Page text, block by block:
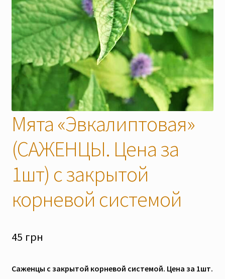
Отправить сообщение
Мы в соцсетях
Скидки
Мята «Эвкалиптовая»
(САЖЕНЦЫ. Цена за
1шт) с закрытой
корневой системой
45 грн
Саженцы с закрытой корневой системой. Цена за 1шт.